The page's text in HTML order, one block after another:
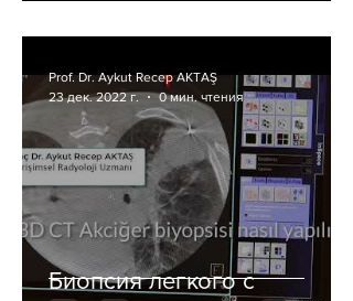
Биопсия легкого с
Prof. Dr. Aykut Recep AKTAŞ
23 дек. 2022 г.
0 мин. чтения